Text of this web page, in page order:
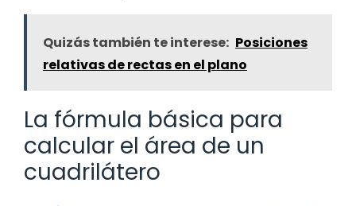
Quizás también te interese: Posiciones
relativas de rectas en el plano
La fórmula básica para
calcular el área de un
cuadrilátero